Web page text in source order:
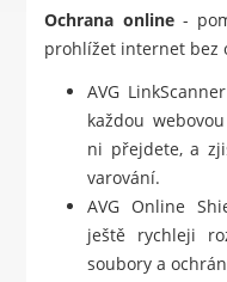
Ochrana online-
prohlížet internet bez
AVG
každou
ni přejdete, a
varování.
AVG Online
ještě rychleji
soubory a